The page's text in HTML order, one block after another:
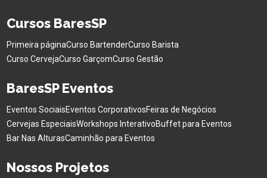
Cursos BaresSP
Primeira páginaCurso BartenderCurso Barista
Curso CervejaCurso GarçomCurso Gestão
BaresSP Eventos
Eventos SociaisEventos CorporativosFeiras de Negócios
Cervejas EspeciaisWorkshops InterativoBuffet para Eventos
Bar Nas AlturasCaminhão para Eventos
Nossos Projetos